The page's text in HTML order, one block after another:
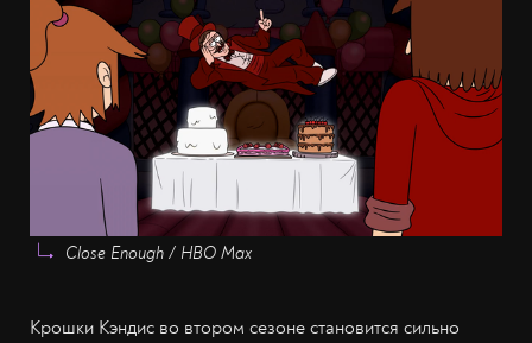
Close Enough / HBO Max
Крошки Кэндис во втором сезоне становится сильно